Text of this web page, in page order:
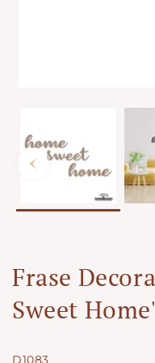
Frase
Sweet
SKU:
D1083